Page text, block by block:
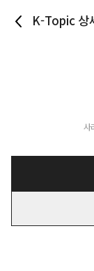
K-Topic 상
사